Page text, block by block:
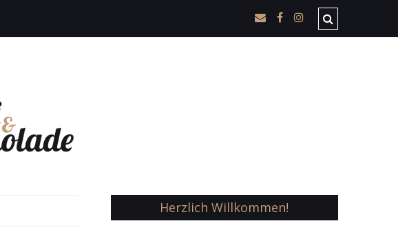
Herzlich Willkommen!